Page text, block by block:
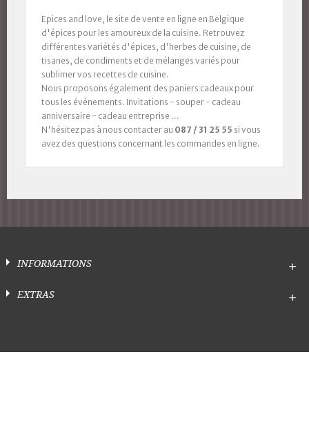
Epices and love, le site de vente en ligne en Belgique
d'épices pour les amoureux de la cuisine. Retrouvez
différentes variétés d'épices, d'herbes de cuisine, de
tisanes, de condiments et de mélanges variés pour
sublimer vos recettes de cuisine.
Nous proposons également des paniers cadeaux pour
tous les événements. Invitations - souper - cadeau
anniversaire - cadeau entreprise ...
N'hésitez pas à nous contacter au 087 / 31 25 55 si vous
avez des questions concernant les commandes en ligne.
INFORMATIONS
EXTRAS